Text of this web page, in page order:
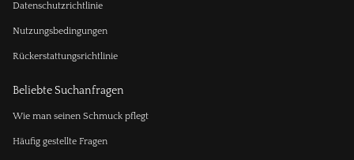
Datenschutzrichtlinie
Nutzungsbedingungen
Rückerstattungsrichtlinie
Beliebte Suchanfragen
Wie man seinen Schmuck pflegt
Häufig gestellte Fragen